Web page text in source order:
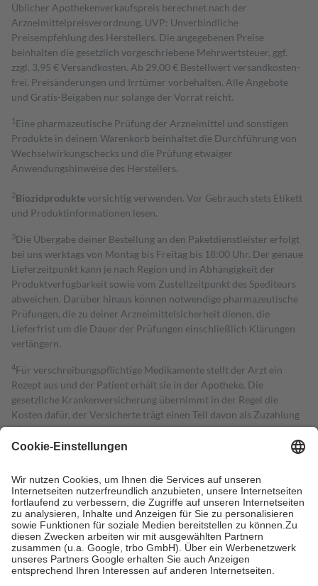
Üblicher Apothekenverkaufspreis berechnet nach der
Arzneimittelpreisverordnung. UVP: Unverbindliche
Preisempfehlung des Herstellers. Die angegebenen Preise
beinhalten die gesetzlich vorgeschriebene Mehrwertsteuer, ggf.
zzgl. 3,95 € Versandkosten. Ab 29,00 € Bestell­wert versand­kosten­
frei. Preisänderungen und Irrtümer vorbehalten. Alle Angebote
und Gratis-Beigaben nur solange der Vorrat reicht.
1 Eine pharmazeutische Prüfung der Arzneimittel und sonstigen
Produkte in deinem Warenkorb beinhaltet die Durchführung von
Wechselwirkungschecks und die Prüfung etwaiger
Anwendungshinweise des Herstellers.
2Biozidproduktevorsichtig verwenden. Vor Gebrauch stets Etikett
und Produktinformationen lesen.
3Die Übergabe deiner Bestellung an den Paketdienstleister erfolgt
bei uns werktags von Montag bis Freitag bis 18:00 Uhr. Der genaue
Lieferzeitpunkt kann je nach Region und in Abhängigkeit der
Produktverfügbarkeit sowie vom Zustellzeitpunkt des Spediteurs
abweichen. Darüber hinaus können notwendige pharmazeutische
Prüfungen, die zu deiner Arzneimittelsicherheit dienen, die
Lieferfrist um die Dauer der Prüfungen einschließlich Klärungen
verlängern.
4Für verschreibungspflichtige Medikamente stellt der Arzt ein
Rezept aus und der Patient erhält sie in der Apotheke. Die
gesetzliche Krankenversicherung übernimmt in der Regel die
Kosten dafür, der Versicherte trägt einen Teil davon als Zuzahlung
mit.
Grundsätzlich leisten Mitglieder Zuzahlungen in Höhe von zehn
höchstens zehn Euro.
Es sind jedoch nie mehr als die tatsächlichen
Kosten der Leistung zu entrichten.
Diese Regeln gelten grundsätzlich auch für Online-Apotheken.
Bei Heilmitteln und häuslicher Krankenpflege beträgt die
Zuzahlung zehn Prozent der Kosten sowie zehn Euro je
Verordnung.
Um das Engagement der Versicherten für ihre eigene Gesundheit zu
stärken und die besondere Stellung der Familie zu unterstützen,